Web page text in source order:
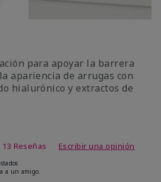
para apoyar la barrera
apariencia de arrugas con
hialurónico y extractos de
de 3,2 de 5
13 Reseñas Escribir una opinión
a un amigo.